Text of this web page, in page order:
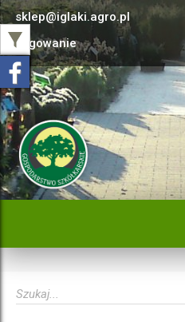
sklep@iglaki.agro.pl
Logowanie